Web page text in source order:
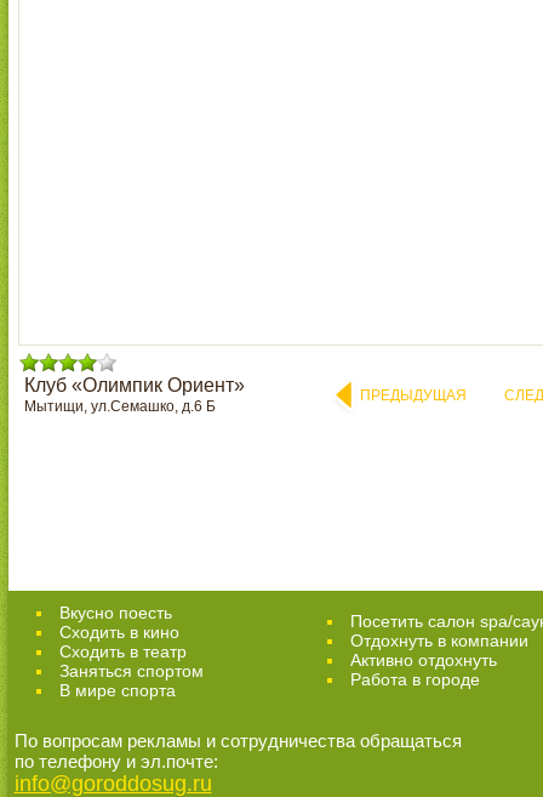
Клуб «Олимпик Ориент»
Мытищи, ул.Семашко, д.6 Б
ПРЕДЫДУЩАЯ
Вкусно поесть
Сходить в кино
Cходить в театр
Заняться спортом
В мире спорта
Посетить салон spa/
Отдохнуть в компании
Активно отдохнуть
Работа в городе
По вопросам рекламы и сотрудничества обращаться
по телефону и эл.почте:
info@goroddosug.ru